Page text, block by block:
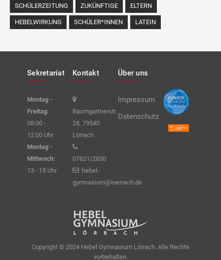
SCHÜLERZEITUNG ZUKÜNFTIGE ELTERN
HEBELWIRKUNG SCHÜLER*INNEN LATEIN
Sekretariat
Montag -
Freitag:
08:00 -
12:00 Uhr
Montag -
Mittwoch:
13 - 15 Uhr
Kontakt
Baumgartnerstr.
28, 79540
Lörrach
07621/2830
hebel-
gymnasium@loerrach.de
Über uns
Impressum
Datenschutz
Copyright © 2024 Hebel Gymnasium Lörrach. Alle Rechte
vorbehalten.